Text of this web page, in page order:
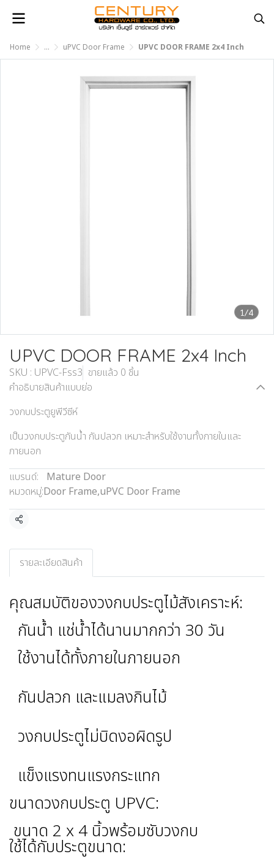
Home ... uPVC Door Frame UPVC DOOR FRAME 2x4 Inch
1/4
UPVC DOOR FRAME 2x4 Inch
SKU : UPVC-Fss3 ขายแล้ว 0 ชิ้น
คำอธิบายสินค้าแบบย่อ
วงกบประตูยูพีวีซีห์
เป็นวงกบประตูกันน้ำ กันปลวก เหมาะสำหรับใช้งานทั้งภายในและ
ภายนอก
แบรนด์:
Mature Door
หมวดหมู่:Door Frame,uPVC Door Frame
แชร์
รายละเอียดสินค้า
คุณสมบัติของวงกบประตูไม้สังเคราะห์:
กันน้ำ แช่น้ำได้นานมากกว่า 30 วัน
ใช้งานได้ทั้งภายในภายนอก
กันปลวก และแมลงกินไม้
วงกบประตูไม่บิดงอผิดรูป
แข็งแรงทนแรงกระแทก
ขนาดวงกบประตู UPVC:
ขนาด 2 x 4 นิ้วพร้อมซับวงกบ
ใช้ได้กับประตูขนาด: